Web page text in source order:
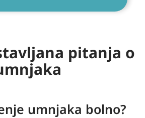
pitanja o
umnjaka bolno?